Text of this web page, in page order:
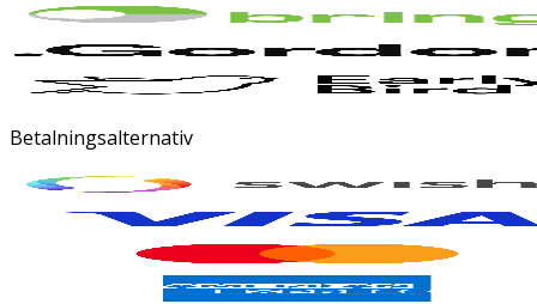
Betalningsalternativ